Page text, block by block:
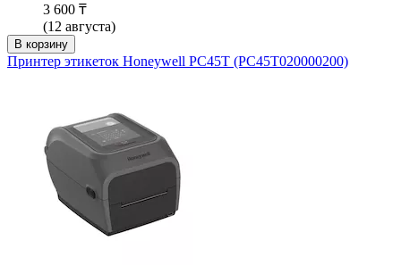
3 600 ₸
(12 августа)
В корзину
Принтер этикеток Honeywell PC45T (PC45T020000200)